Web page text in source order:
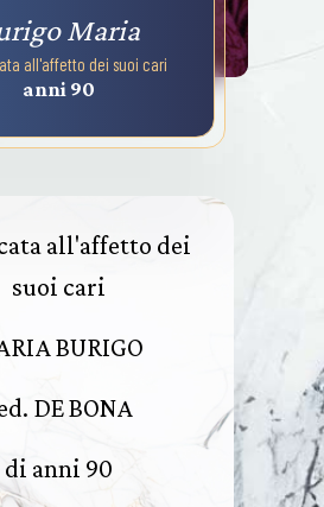
Maria
all'affetto dei suoi cari
anni 90
all'affetto dei
suoi cari
BURIGO
DE BONA
di anni 90